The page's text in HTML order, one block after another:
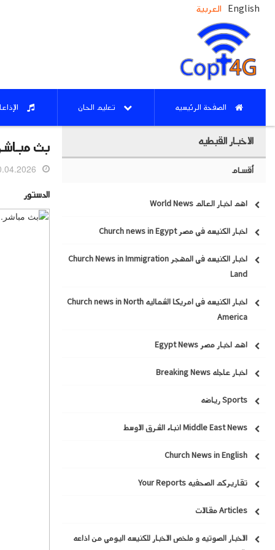
English العربية
الصفحة الرئيسيه تعليم الحان
الاخبار القبطيه
أقسام
اهم اخبار العالم World News
اخبار الكنيسه في مصر Church news in Egypt
اخبار الكنيسه في المهجر Church News in Immigration
Land
اخبار الكنيسه في امريكا الشماليه Church news in North
America
اهم اخبار مصر Egypt News
اخبار عاجله Breaking News
Sports رياضه
Middle East News انباء الشرق الاوسط
Church News in English
تقاريركم الصحفيه Your Reports
Articles مقالات
الاخبار الصوتيه و ملخص الاخبار للكنيسه اليومي من اذاعه
بث
03:30
الدستور